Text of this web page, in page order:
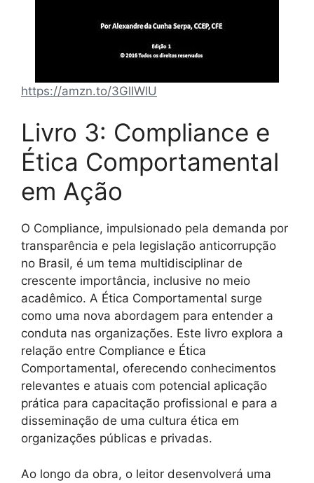
https://amzn.to/3GlIWlU
Livro 3: Compliance e
Ética Comportamental
em Ação
O Compliance, impulsionado pela demanda por
transparência e pela legislação anticorrupção
no Brasil, é um tema multidisciplinar de
crescente importância, inclusive no meio
acadêmico. A Ética Comportamental surge
como uma nova abordagem para entender a
conduta nas organizações. Este livro explora a
relação entre Compliance e Ética
Comportamental, oferecendo conhecimentos
relevantes e atuais com potencial aplicação
prática para capacitação profissional e para a
disseminação de uma cultura ética em
organizações públicas e privadas.
Ao longo da obra, o leitor desenvolverá uma